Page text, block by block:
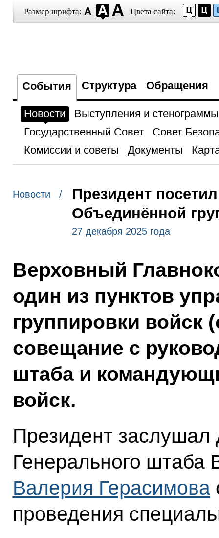
Размер шрифта: Цвета сайта:
События Структура Обращения
Новости
Выступления и стенограммы
Государственный Совет
Совет
Комиссии и советы
Документы
Новости /
Президент
Объединённой
27 декабря 2025 года
Верховный
один из пунктов
группировки войск
совещание с
штаба и
войск.
Президент заслушал
Генерального
Валерия Герасимова
проведения